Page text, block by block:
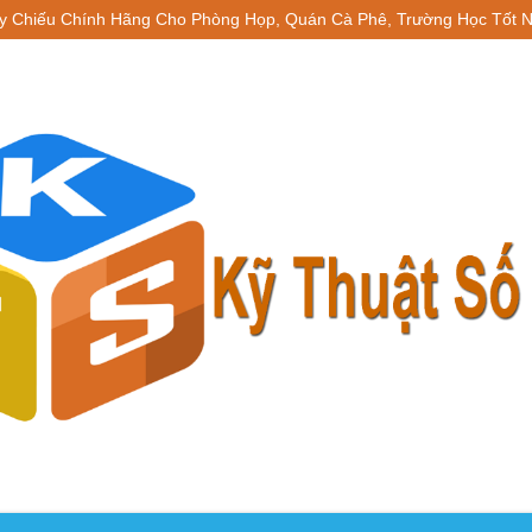
Chiếu Chính Hãng Cho Phòng Họp, Quán Cà Phê, Trường Học Tốt